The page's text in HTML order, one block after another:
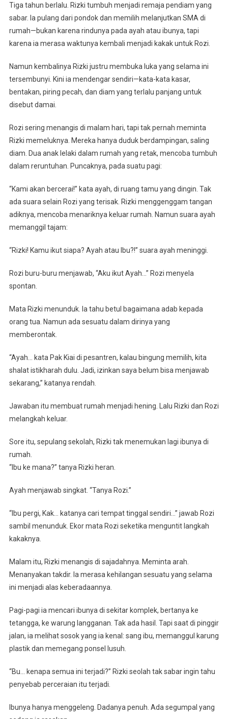
Tiga tahun berlalu. Rizki tumbuh menjadi remaja pendiam yang
sabar. Ia pulang dari pondok dan memilih melanjutkan SMA di
rumah—bukan karena rindunya pada ayah atau ibunya, tapi
karena ia merasa waktunya kembali menjadi kakak untuk Rozi.
Namun kembalinya Rizki justru membuka luka yang selama ini
tersembunyi. Kini ia mendengar sendiri—kata-kata kasar,
bentakan, piring pecah, dan diam yang terlalu panjang untuk
disebut damai.
Rozi sering menangis di malam hari, tapi tak pernah meminta
Rizki memeluknya. Mereka hanya duduk berdampingan, saling
diam. Dua anak lelaki dalam rumah yang retak, mencoba tumbuh
dalam reruntuhan. Puncaknya, pada suatu pagi:
“Kami akan bercerai!” kata ayah, di ruang tamu yang dingin. Tak
ada suara selain Rozi yang terisak. Rizki menggenggam tangan
adiknya, mencoba menariknya keluar rumah. Namun suara ayah
memanggil tajam:
“Rizki! Kamu ikut siapa? Ayah atau Ibu?!” suara ayah meninggi.
Rozi buru-buru menjawab, “Aku ikut Ayah…” Rozi menyela
spontan.
Mata Rizki menunduk. Ia tahu betul bagaimana adab kepada
orang tua. Namun ada sesuatu dalam dirinya yang
memberontak.
“Ayah… kata Pak Kiai di pesantren, kalau bingung memilih, kita
shalat istikharah dulu. Jadi, izinkan saya belum bisa menjawab
sekarang,” katanya rendah.
Jawaban itu membuat rumah menjadi hening. Lalu Rizki dan Rozi
melangkah keluar.
Sore itu, sepulang sekolah, Rizki tak menemukan lagi ibunya di
rumah.
“Ibu ke mana?” tanya Rizki heran.
Ayah menjawab singkat. “Tanya Rozi.”
“Ibu pergi, Kak… katanya cari tempat tinggal sendiri…” jawab Rozi
sambil menunduk. Ekor mata Rozi seketika menguntit langkah
kakaknya.
Malam itu, Rizki menangis di sajadahnya. Meminta arah.
Menanyakan takdir. Ia merasa kehilangan sesuatu yang selama
ini menjadi alas keberadaannya.
Pagi-pagi ia mencari ibunya di sekitar komplek, bertanya ke
tetangga, ke warung langganan. Tak ada hasil. Tapi saat di pinggir
jalan, ia melihat sosok yang ia kenal: sang ibu, memanggul karung
plastik dan memegang ponsel lusuh.
“Bu… kenapa semua ini terjadi?” Rizki seolah tak sabar ingin tahu
penyebab perceraian itu terjadi.
Ibunya hanya menggeleng. Dadanya penuh. Ada segumpal yang